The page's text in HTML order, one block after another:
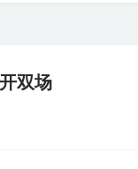
双场